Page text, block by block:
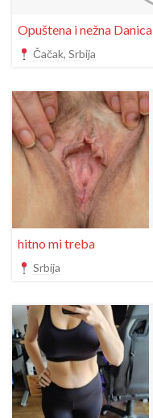
Opuštena i nežna Danica
Čačak, Srbija
hitno mi treba
Srbija